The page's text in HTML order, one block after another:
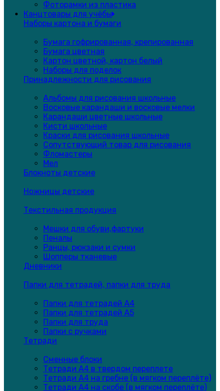
Фоторамки из пластика
Канцтовары для учёбы
Наборы картона и бумаги
Бумага гофрированная, крепированная
Бумага цветная
Картон цветной, картон белый
Наборы для поделок
Принадлежности для рисования
Альбомы для рисования школьные
Восковые карандаши и восковые мелки
Карандаши цветные школьные
Кисти школьные
Краски для рисования школьные
Сопутствующий товар для рисования
Фломастеры
Мел
Блокноты детские
Ножницы детские
Текстильная продукция
Мешки для обуви,фартуки
Пеналы
Ранцы, рюкзаки и сумки
Шопперы тканевые
Дневники
Папки для тетрадей, папки для труда
Папки для тетрадей А4
Папки для тетрадей А5
Папки для труда
Папки с ручками
Тетради
Сменные блоки
Тетради А4 в твердом переплете
Тетради А4 на гребне (в мягком переплёте)
Тетради А4 на скобе (в мягком переплёте)